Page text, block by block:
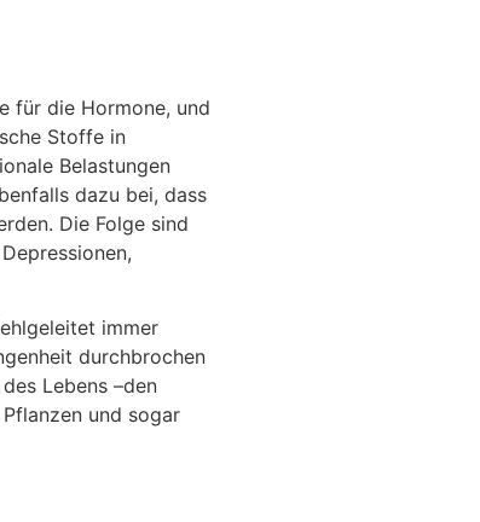
für die Hormone, und
Stoffe in
Belastungen
dazu bei, dass
Die Folge sind
immer
durchbrochen
Lebens –den
und sogar